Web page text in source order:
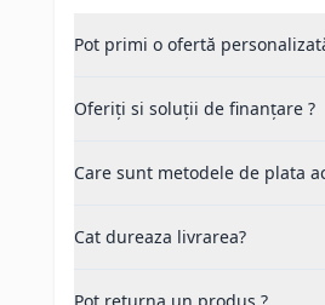
Pot primi o ofertă
Oferiți si soluții de finanțare ?
Care sunt metodele de plata
Cat dureaza livrarea?